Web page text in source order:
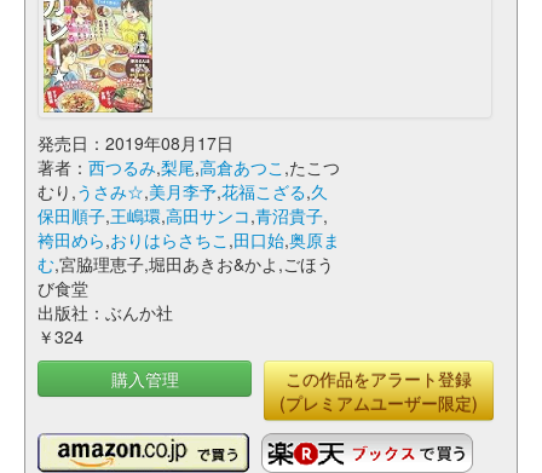
発売日：2019年08月17日
著者： 西つるみ,梨尾,高倉あつこ ,たこつ
むり,うさみ☆,美月李予,花福こざる,久
保田順子,王嶋環,高田サンコ,青沼貴子,
袴田めら,おりはらさちこ ,田口始,奥原ま
む,宮脇理恵子,堀田あきお&かよ,ごほう
び食堂
出版社：ぶんか社
￥324
購入管理
この作品をアラート登録
(プレミアムユーザー限定)